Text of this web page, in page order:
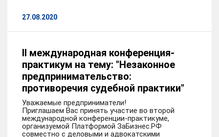
27.08.2020
II международная конференция-
практикум на тему: "Незаконное
предпринимательство:
противоречия судебной практики"
Уважаемые предприниматели!
Приглашаем Вас принять участие во второй
международной конференции-практикуме,
организуемой Платформой ЗаБизнес.РФ
совместно с деловыми и адвокатскими